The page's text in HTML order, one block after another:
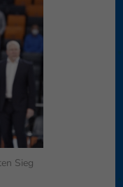
Sieg
geben oder sich
so nur bestimmte
akzeptieren
Funktionen und sind für